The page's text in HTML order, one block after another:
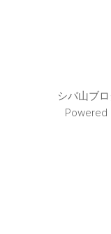
シバ山ブ
Powered